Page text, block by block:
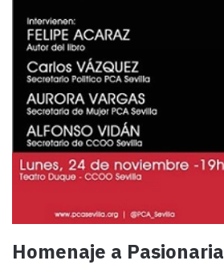
Homenaje a Pasionaria